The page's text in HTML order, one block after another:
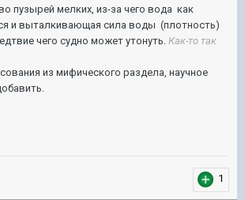
пузырей мелких, из-за чего вода как
и выталкивающая сила воды (плотность)
чего судно может утонуть. Как-то так
из мифического раздела, научное
1